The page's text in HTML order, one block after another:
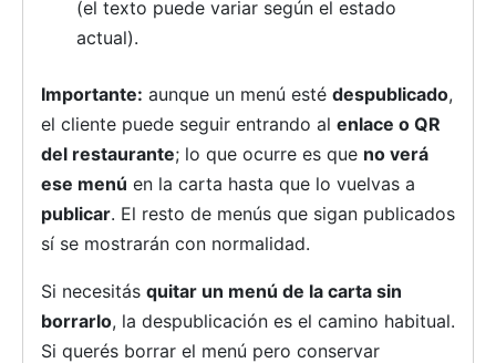
(el texto puede variar según el estado
actual).
Importante: aunque un menú esté despublicado,
el cliente puede seguir entrando al enlace o QR
del restaurante; lo que ocurre es que no verá
ese menú en la carta hasta que lo vuelvas a
publicar. El resto de menús que sigan publicados
sí se mostrarán con normalidad.
Si necesitás quitar un menú de la carta sin
borrarlo, la despublicación es el camino habitual.
Si querés borrar el menú pero conservar